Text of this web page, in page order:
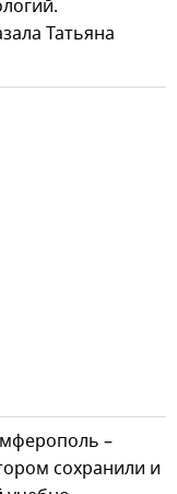
Татьяна
–
сохранили и